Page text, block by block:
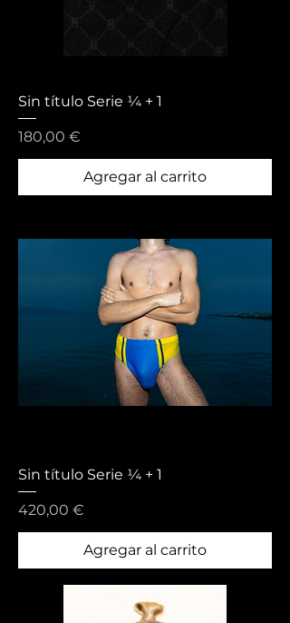
Sin título Serie ¼ + 1
Precio
180,00 €
Agregar al carrito
Sin título Serie ¼ + 1
Precio
420,00 €
Agregar al carrito